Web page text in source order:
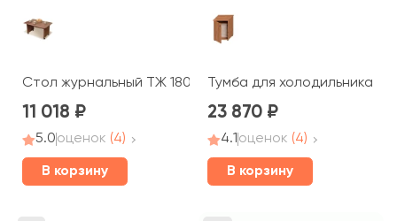
Стол журнальный ТЖ 180 Prestige
11 018
5.0оценок (4)
В корзину
Тумба для холодильника
23 870
4.1оценок (4)
В корзину